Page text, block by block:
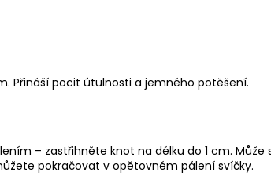
Přináší pocit útulnosti a jemného potěšení.
– zastřihněte knot na délku do 1 cm.
pokračovat v opětovném pálení svíčky.